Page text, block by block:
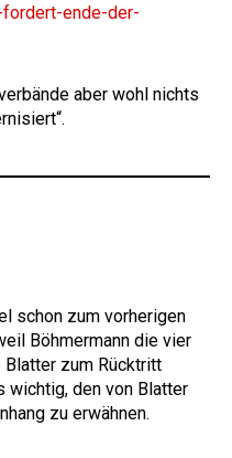
ende-der-
aber wohl nichts
schon zum vorherigen
Böhmermann die vier
Blatter zum Rücktritt
wichtig, den von Blatter
zu erwähnen.